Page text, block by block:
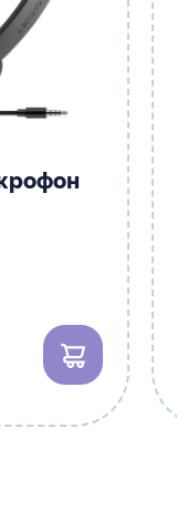
В кошик